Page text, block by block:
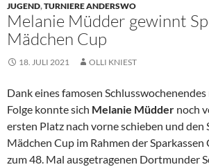
JUGEND,TURNIERE ANDERSWO
Melanie Müdder gewinnt
Mädchen Cup
18. JULI 2021 OLLI KNIEST
Dank eines famosen Schlusswochenendes
Folge konnte sich Melanie Müdder noch
ersten Platz nach vorne schieben und
Mädchen Cup im Rahmen der Sparkassen
zum 48. Mal ausgetragenen Dortmunder